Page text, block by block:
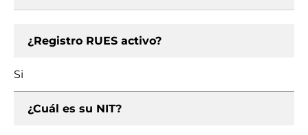
¿Registro RUES activo?
Si
¿Cuál es su NIT?